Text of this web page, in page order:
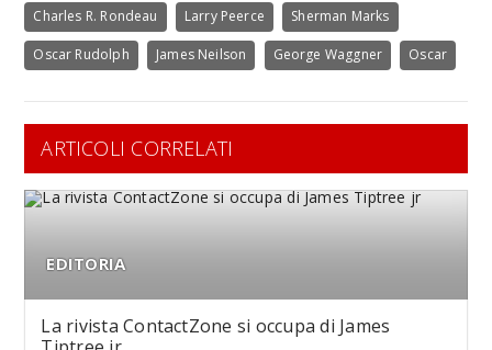
Charles R. Rondeau Larry Peerce Sherman Marks
Oscar Rudolph James Neilson George Waggner Oscar
ARTICOLI CORRELATI
EDITORIA
La rivista ContactZone si occupa di James